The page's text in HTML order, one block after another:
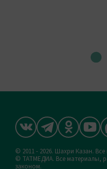
© 2011 - 2026. Шахри Казан.
© ТАТМЕДИА. Все материалы,
законом.